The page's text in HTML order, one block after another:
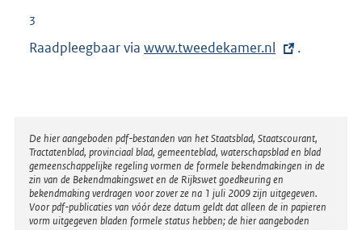
3
Raadpleegbaar via E
r
n
e
l
i
www.tweedekamer.nl .
Disclaimer
De hier aangeboden pdf-bestanden van het Staatsblad, Staatscourant,
Tractatenblad, provinciaal blad, gemeenteblad, waterschapsblad en blad
gemeenschappelijke regeling vormen de formele bekendmakingen in de
zin van de Bekendmakingswet en de Rijkswet goedkeuring en
bekendmaking verdragen voor zover ze na 1 juli 2009 zijn uitgegeven.
Voor pdf-publicaties van vóór deze datum geldt dat alleen de in papieren
vorm uitgegeven bladen formele status hebben; de hier aangeboden